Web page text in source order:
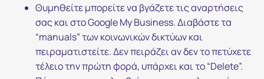
Θυμηθείτε μπορείτε να βγάζετε τις αναρτήσεις
σας και στο Google My Business. Διαβάστε τα
“manuals” των κοινωνικών δικτύων και
πειραματιστείτε. Δεν πειράζει αν δεν το πετύχετε
τέλειο την πρώτη φορά, υπάρχει και το “Delete”.